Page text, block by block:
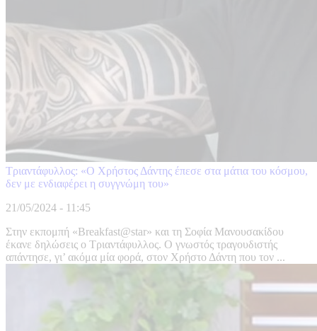
Τριαντάφυλλος: «Ο Χρήστος Δάντης έπεσε στα μάτια του κόσμου,
δεν με ενδιαφέρει η συγγνώμη του»
21/05/2024 - 11:45
Στην εκπομπή «Breakfast@star» και τη Σοφία Μανουσακίδου
έκανε δηλώσεις ο Τριαντάφυλλος. Ο γνωστός τραγουδιστής
απάντησε, γι’ ακόμα μία φορά, στον Χρήστο Δάντη που τον ...